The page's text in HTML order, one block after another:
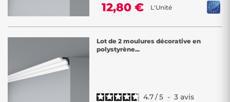
12,80 € L'Unité
Lot de 2 moulures décorative en
polystyrène...
4.7/5 - 3 avis